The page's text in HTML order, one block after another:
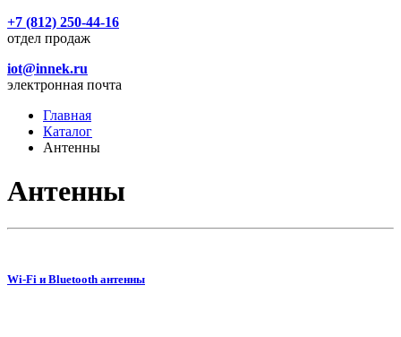
+7 (812) 250-44-16
отдел продаж
iot@innek.ru
электронная почта
Главная
Каталог
Антенны
Антенны
Wi-Fi и Bluetooth антенны